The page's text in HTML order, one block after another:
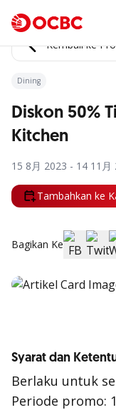
Kembali ke
Dining
Diskon 50%
Kitchen
15 8月 2023 - 14 11月
Tambahkan ke
Bagikan Ke
Syarat dan
Berlaku untuk
Periode promo: